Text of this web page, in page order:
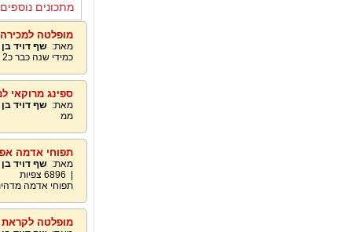
מתכונים
מופלטה למכירה
מאת: שף דויד
כמידי שנה כבר כ2 עשורים ממשיכים במסורת להזמנות ומשלוחיםדויד0547997478
ספינג מרוקאי
מאת: שף דויד
ממ
תפוחי אדמה
מאת: שף דויד
6896 צפיות
תפוחי אדמה
מופלטה לקראת חג